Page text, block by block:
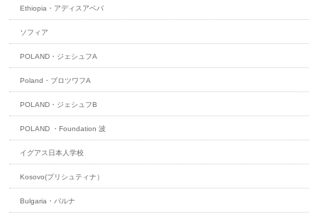
Ethiopia・アディスアベバ
ソフィア
POLAND・ジェシュフA
Poland・ブロツワフA
POLAND・ジェシュフB
POLAND ・Foundation 波
イグアス日本人学校
Kosovo(プリシュティナ）
Bulgaria・バルナ